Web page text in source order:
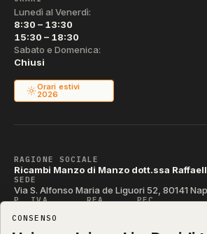
Lunedì al Venerdì:
8:30 – 13:30
15:30 – 18:30
Sabato e Domenica:
Chiusi
Orari estivi
2026
RAGIONE SOCIALE
Ricambi Manzo di Manzo dott.ssa
SEDE
Via S. Alfonso Maria de Liguori 52, 80141
P. IVA REA PEC
CODICE SDI
T04ZHR3
CONSENSO